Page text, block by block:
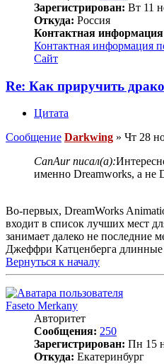
Зарегистрирован: Вт 11
Откуда: Россия
Контактная
Контактная информация
Сайт
Re: Как приручить
Цитата
Сообщение Darkwing » Чт 28
CanAur писал(а):
именно Dreamworks, а не
Во-первых, DreamWorks
входит в список лучших мест
занимает далеко не последние
Джеффри Катценберга
Вернуться к началу
Faseto Merkany
Авторитет
Сообщения: 250
Зарегистрирован: Пн 15
Откуда: Екатеринбург